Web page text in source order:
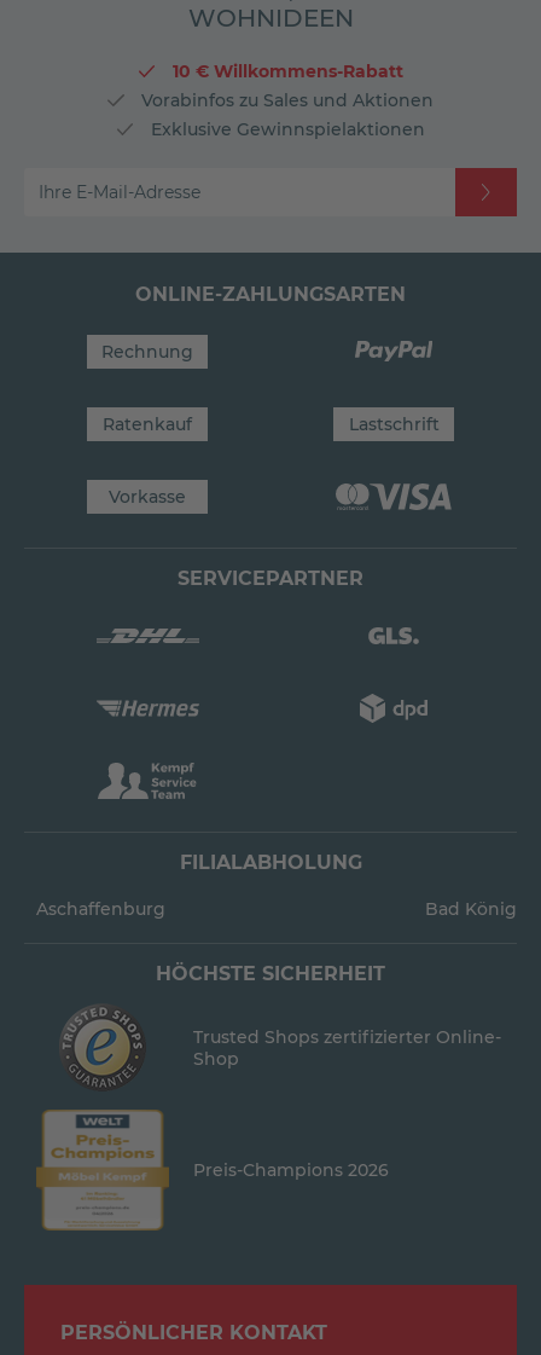
WOHNIDEEN
10 € Willkommens-Rabatt
Vorabinfos zu Sales und Aktionen
Exklusive Gewinnspielaktionen
Ihre E-Mail-Adresse
ONLINE-ZAHLUNGSARTEN
Rechnung
Ratenkauf Lastschrift
Vorkasse
SERVICEPARTNER
FILIALABHOLUNG
Aschaffenburg Bad König
HÖCHSTE SICHERHEIT
Trusted Shops zertifizierter Online-
Shop
Preis-Champions 2026
PERSÖNLICHER KONTAKT